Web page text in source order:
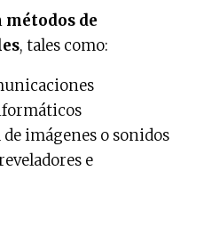
métodos de
, tales como:
imágenes o sonidos
e